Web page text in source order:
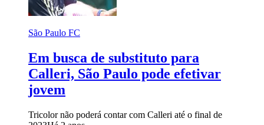
São Paulo FC
Em busca de substituto para
Calleri, São Paulo pode efetivar
jovem
Tricolor não poderá contar com Calleri até o final de